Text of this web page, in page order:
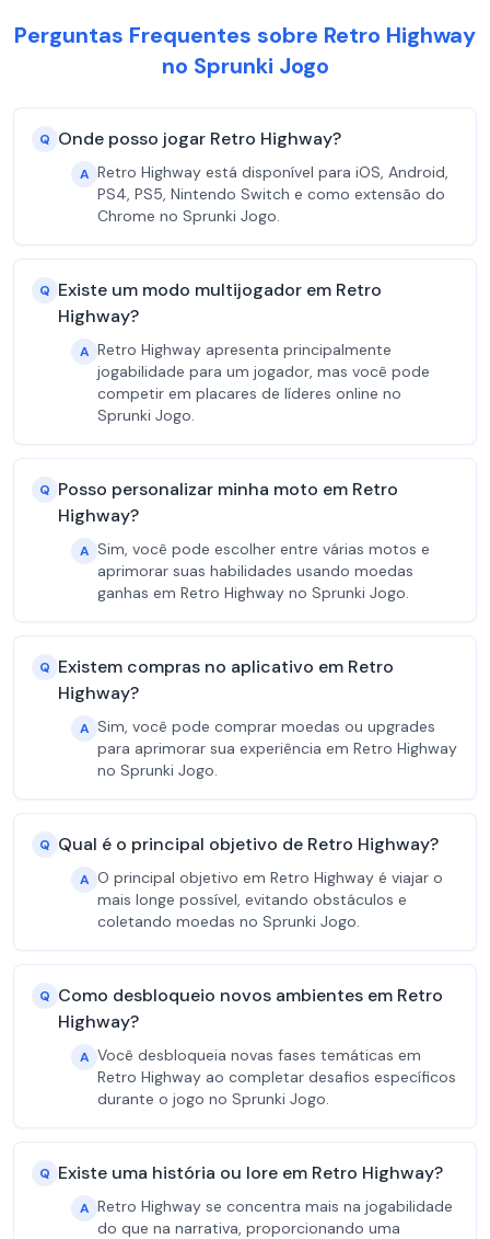
Perguntas Frequentes sobre Retro Highway
no Sprunki Jogo
Q Onde posso jogar Retro Highway?
A Retro Highway está disponível para iOS, Android,
PS4, PS5, Nintendo Switch e como extensão do
Chrome no Sprunki Jogo.
Q Existe um modo multijogador em Retro
Highway?
A Retro Highway apresenta principalmente
jogabilidade para um jogador, mas você pode
competir em placares de líderes online no
Sprunki Jogo.
Q Posso personalizar minha moto em Retro
Highway?
A Sim, você pode escolher entre várias motos e
aprimorar suas habilidades usando moedas
ganhas em Retro Highway no Sprunki Jogo.
Q Existem compras no aplicativo em Retro
Highway?
A Sim, você pode comprar moedas ou upgrades
para aprimorar sua experiência em Retro Highway
no Sprunki Jogo.
Q Qual é o principal objetivo de Retro Highway?
A O principal objetivo em Retro Highway é viajar o
mais longe possível, evitando obstáculos e
coletando moedas no Sprunki Jogo.
Q Como desbloqueio novos ambientes em Retro
Highway?
A Você desbloqueia novas fases temáticas em
Retro Highway ao completar desafios específicos
durante o jogo no Sprunki Jogo.
Q Existe uma história ou lore em Retro Highway?
A Retro Highway se concentra mais na jogabilidade
do que na narrativa, proporcionando uma